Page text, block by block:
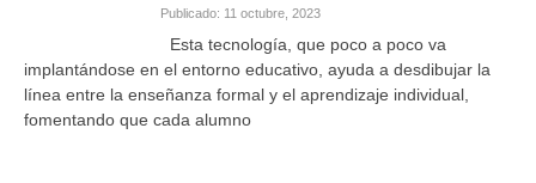
Publicado: 11 octubre, 2023
Esta tecnología, que poco a poco va
implantándose en el entorno educativo, ayuda a desdibujar la
línea entre la enseñanza formal y el aprendizaje individual,
fomentando que cada alumno